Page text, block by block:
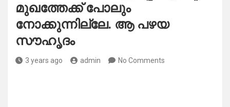
മുഖത്തേക്ക് പോലും
നോക്കുന്നില്ലേ. ആ പഴയ
സൗഹൃദം
3 years ago admin No Comments